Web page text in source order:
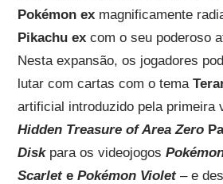
Pokémon exmagnificamente
Pikachu excom o seu poderoso
Nesta expansão, os jogadores
lutar com cartas com o tema
artificial introduzido pela primeira
Hidden Treasure of Area Zero
Diskpara os videojogos
Scarlete Pokémon Violet– e